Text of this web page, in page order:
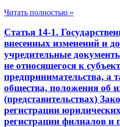
Читать полностью »
Статья 14-1.
внесенных изменений и
учредительные
не относящегося к
предпринимательства, а
общества, положения об
(представительствах)
регистрации
регистрации филиалов и